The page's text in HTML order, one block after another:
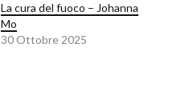
La cura del fuoco – Johanna
Mo
30 Ottobre 2025